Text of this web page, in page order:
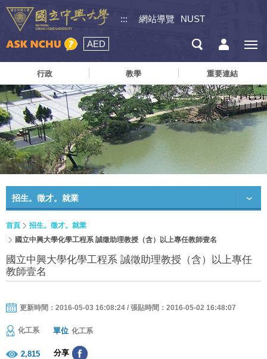
::: 網站導覽 NUST
AED
行政 教學 重要連結
招生。徵才。就業
首頁
招生。徵才。就業
國立中興大學化學工程系 誠徵助理教授（含）以上專任教師壹名
國立中興大學化學工程系 誠徵助理教授（含）以上專任
教師壹名
更新時間：2016-05-03 16:08:24 / 張貼時間：2016-05-02 16:48:07
化工系 單位 化工系
2,815 分享